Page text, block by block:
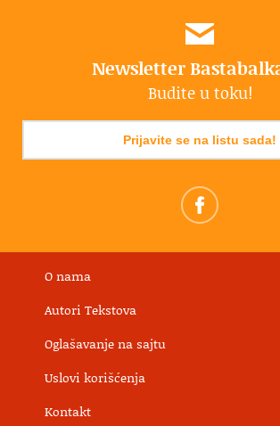
Newsletter
Budite u toku!
Prijavite se na listu sada!
O nama
Autori Tekstova
Oglašavanje na sajtu
Uslovi korišćenja
Kontakt